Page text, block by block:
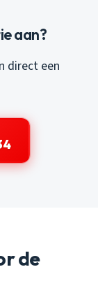
aan?
direct een
de